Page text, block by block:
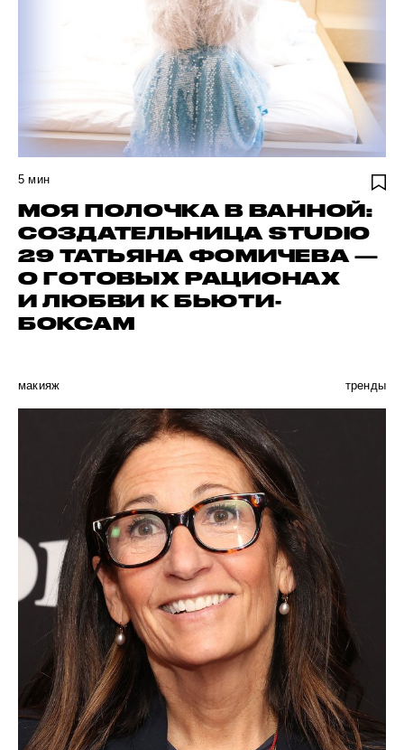
5 мин
МОЯ ПОЛОЧКА В ВАННОЙ:
СОЗДАТЕЛЬНИЦА STUDIO
29 ТАТЬЯНА ФОМИЧЕВА —
О ГОТОВЫХ РАЦИОНАХ
И ЛЮБВИ К БЬЮТИ-
БОКСАМ
макияж тренды